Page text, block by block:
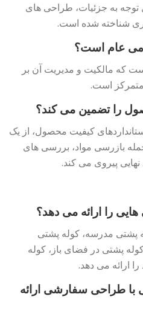
به جزئیات، طراحی های
شناخته شده است.
مالکیت و مدیریت آن بر
است.
کیفیت محصول، از یک
بازرسی مواد، بررسی های
پیروی می کند.
پشتی مدرسه، کوله پشتی
پشتی در فضای باز، کوله
ارائه می دهد.
با طراحی سفارشی ارائه